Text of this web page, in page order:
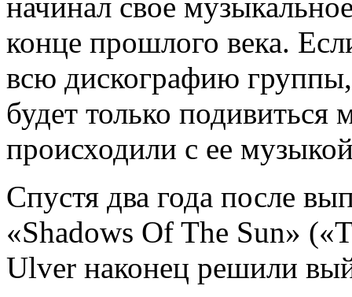
конце прошлого века.
всю дискографию
будет только
происходили с ее
Спустя два года после
«Shadows Of The Sun»
Ulver наконец решили